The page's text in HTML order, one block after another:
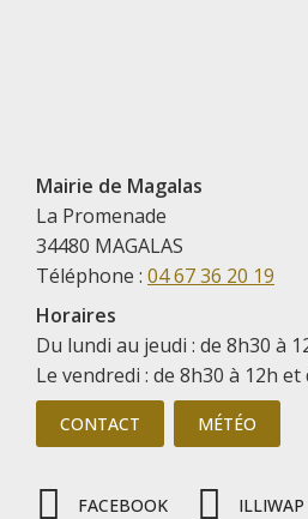
Mairie de Magalas
La Promenade
34480 MAGALAS
Téléphone : 04 67 36 20 19
Horaires
Du lundi au jeudi : de 8h30 à
Le vendredi : de 8h30 à 12h et
CONTACT MÉTÉO
FACEBOOK ILLIWAP